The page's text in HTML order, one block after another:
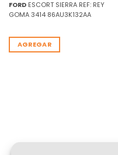
FORDESCORT SIERRA REF: REY
GOMA 3414 86AU3K132AA
AGREGAR